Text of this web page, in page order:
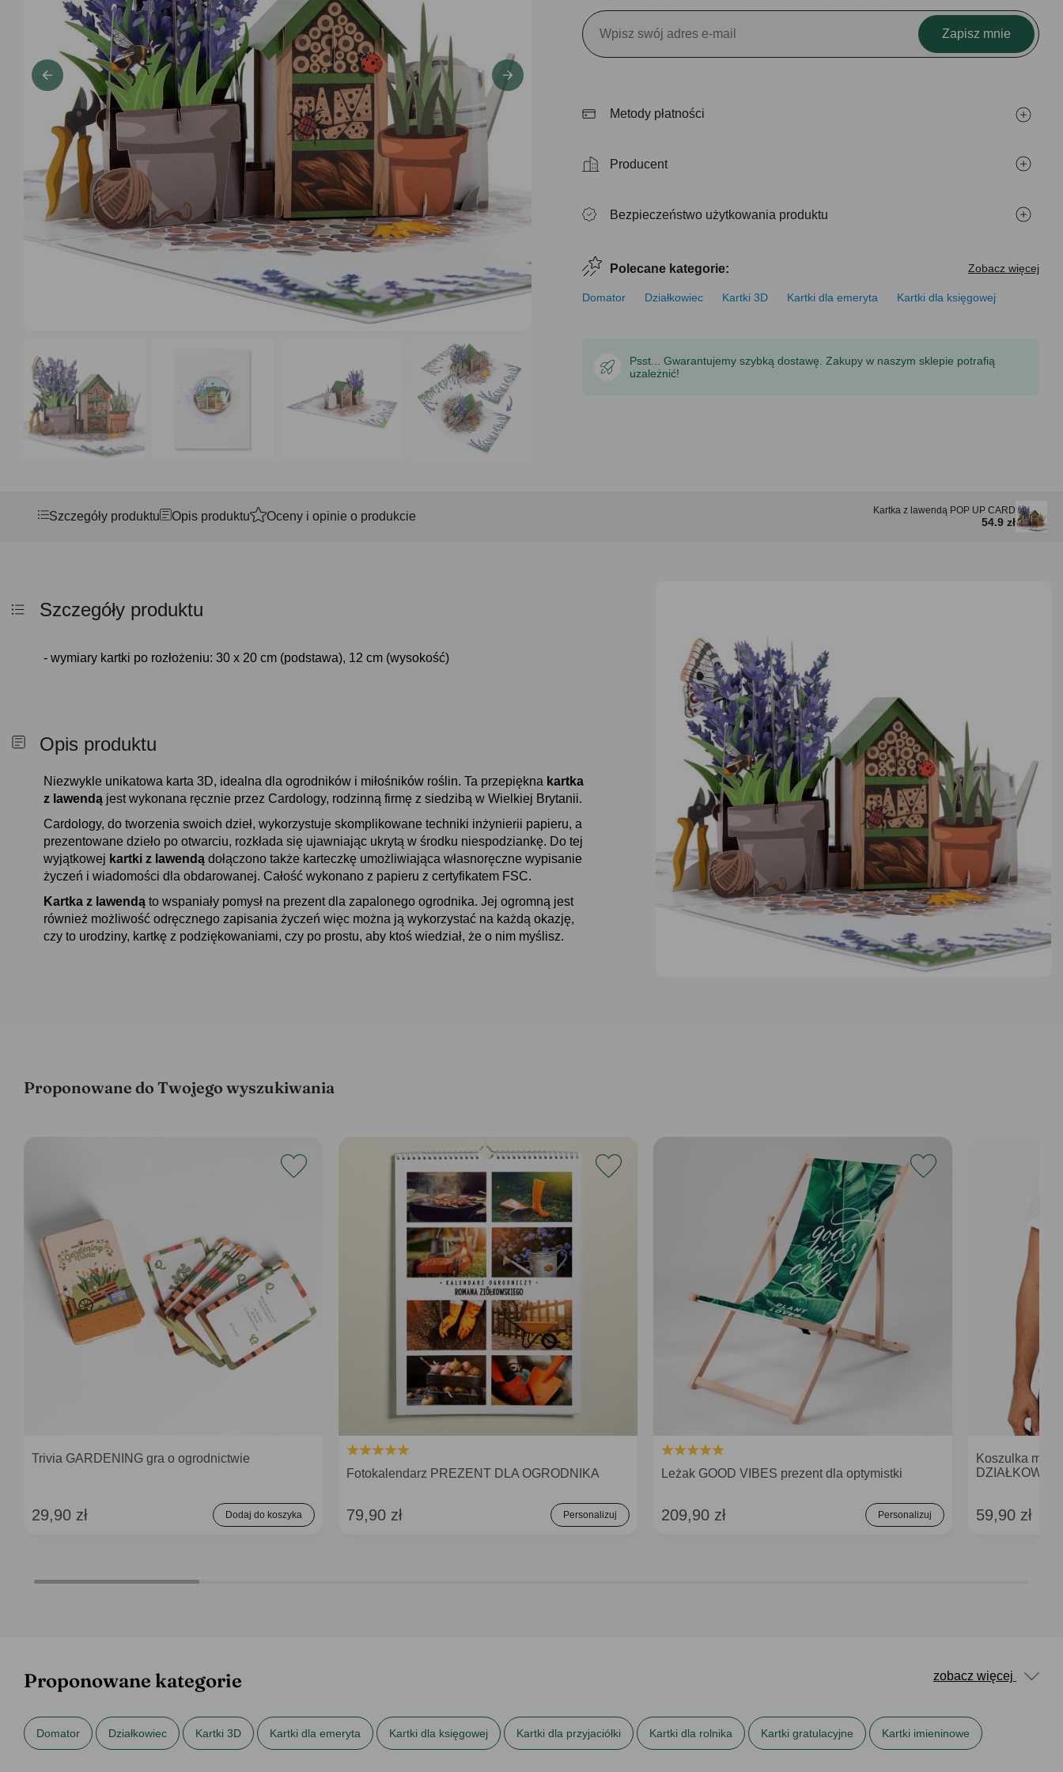
Zapisz mnie
Metody płatności
Producent
Bezpieczeństwo użytkowania produktu
Polecane kategorie: Zobacz więcej
Domator Działkowiec Kartki 3D Kartki dla emeryta Kartki dla księgowej
Psst... Gwarantujemy szybką dostawę. Zakupy w naszym sklepie potrafią
uzależnić!
Szczegóły produktu Opis produktu Oceny i opinie o produkcie Kartka z lawendą POP UP CARD
54.9 zł
Szczegóły produktu
- wymiary kartki po rozłożeniu: 30 x 20 cm (podstawa), 12 cm (wysokość)
Opis produktu
Niezwykle unikatowa karta 3D, idealna dla ogrodników i miłośników roślin. Ta przepiękna kartka
z lawendą jest wykonana ręcznie przez Cardology, rodzinną firmę z siedzibą w Wielkiej Brytanii.
Cardology, do tworzenia swoich dzieł, wykorzystuje skomplikowane techniki inżynierii papieru, a
prezentowane dzieło po otwarciu, rozkłada się ujawniając ukrytą w środku niespodziankę. Do tej
wyjątkowej kartki z lawendą dołączono także karteczkę umożliwiająca własnoręczne wypisanie
życzeń i wiadomości dla obdarowanej. Całość wykonano z papieru z certyfikatem FSC.
Kartka z lawendą to wspaniały pomysł na prezent dla zapalonego ogrodnika. Jej ogromną jest
również możliwość odręcznego zapisania życzeń więc można ją wykorzystać na każdą okazję,
czy to urodziny, kartkę z podziękowaniami, czy po prostu, aby ktoś wiedział, że o nim myślisz.
Proponowane do Twojego wyszukiwania
Trivia GARDENING gra o ogrodnictwie
29,90 zł Dodaj do koszyka
Fotokalendarz PREZENT DLA OGRODNIKA
79,90 zł Personalizuj
Leżak GOOD VIBES prezent dla optymistki
209,90 zł Personalizuj
Koszulka
DZIAŁKOWCA
59,90 zł
zobacz więcej
Proponowane kategorie
Domator Działkowiec Kartki 3D Kartki dla emeryta Kartki dla księgowej Kartki dla przyjaciółki Kartki dla rolnika Kartki gratulacyjne Kartki imieninowe